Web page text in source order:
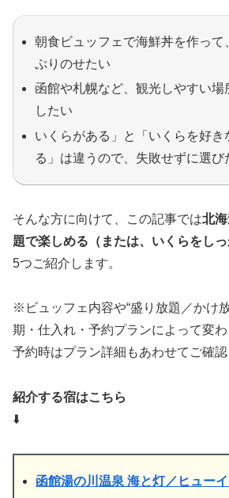
朝食ビュッフェで海鮮丼を作って
ぷりのせたい
函館や札幌など、観光しやすい場
したい
いくらがある」と「いくらを好き
る」は違うので、失敗せずに選び
そんな方に向けて、この記事では北
題で楽しめる（または、いくらをしっ
5つご紹介します。
※ビュッフェ内容や“盛り放題／かけ
期・仕入れ・予約プランによって変わ
予約時はプラン詳細もあわせてご確認
紹介する宿はこちら
⬇️
函館湯の川温泉 海と灯／ヒュー